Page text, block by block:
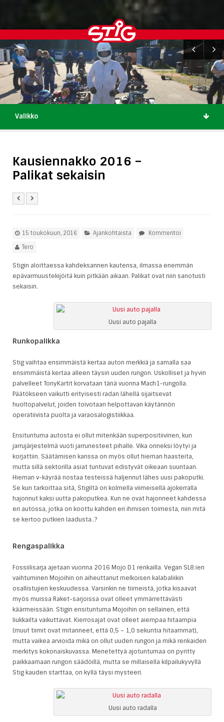
Valikko
Kausiennakko 2016 –
Palikat sekaisin
15 toukokuun, 2016 Ajankohtaista
Kommentoi
Tero
Stigin aloittaessa kahdeksannen kautensa, ilmassa enemmän
epävarmuustekijöitä kuin pitkään aikaan. Palikat ovat niin sanotusti
sekaisin.
Uusi auto pajalla
Runkopalikka
Stig vaihtaa ensimmäistä kertaa auton merkkiä ja samalla saa
ensimmäistä kertaa alleen täysin uuden rungon. Uskolliset ja hyvin
palvelleet TonyKartit korvataan tänä vuonna Mach1-rungolla.
Päätökseen vaikutti erityisesti radan lähellä sijaitsevat
huoltopalvelut, joiden toivotaan helpottavan käytännön
operatiivista puolta ja varaosalogistiikkaa.
Ensituntuma autosta ei ollut mitenkään superpositiivinen, kun
jarrujärjestelmä vuoti jarrunesteet pihalle. Vika onneksi löytyi ja
korjattiin. Säätämisen kanssa on myös ollut hieman haasteita,
mutta sillä sektorilla asiat tuntuvat edistyvät oikeaan suuntaan.
Hieman v-käyrää nostaa testeissä haljennut lähes uusi pakoputki.
Se kun tarkoittaa sitä, Stigiltä on kolmella viimeisellä ajokerralla
hajonnut kaksi uutta pakoputkea. Kun ne ovat hajonneet kahdessa
eri autossa, jotka on koottu kahden eri ihmisen toimesta, niin mitä
se kertoo putkien laadusta..?
Rengaspalikka
Fossiilisarja ajetaan vuonna 2016 Mojo D1 renkailla. Vegan SL8:ien
vaihtuminen Mojoihin on aiheuttanut melkoisen kalabaliikin
osallistujien keskuudessa. Varsinkin ne tiimeistä, jotka kisaavat
myös muissa Raket-sarjoissa ovat olleet ymmärrettävästi
käärmeissään. Stigin ensituntuma Mojoihin on sellainen, että
liukkailta vaikuttavat. Kierrosajat ovat olleet aiempaa hitaampia
(muut tiimit ovat mitanneet, että 0,5 – 1,0 sekuntia hitaammat),
mutta vaikea arvioida mikä on ollut uuden rungon ja mikä renkaiden
merkitys kokonaiskuvassa. Menetettyä ajotuntumaa on pyritty
paikkaamaan rungon säädöillä, mutta se millaisella kilpailukyvyllä
Stig kauden starttaa, on kyllä täysi mysteeri.
Uusi auto radalla